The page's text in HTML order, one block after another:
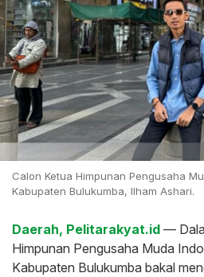
Calon Ketua Himpunan Pengusaha
Kabupaten Bulukumba, Ilham Ashari.
Daerah, Pelitarakyat.id —
Himpunan Pengusaha Muda
Kabupaten Bulukumba bakal